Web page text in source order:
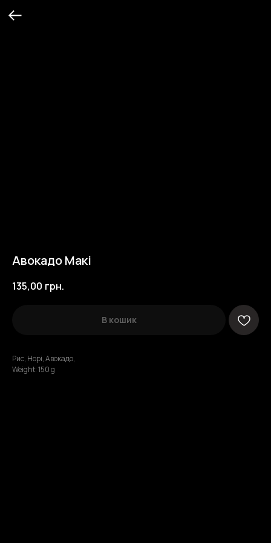
Авокадо Макі
135,00 грн.
В кошик
Рис, Норі, Авокадо,
Weight: 150 g